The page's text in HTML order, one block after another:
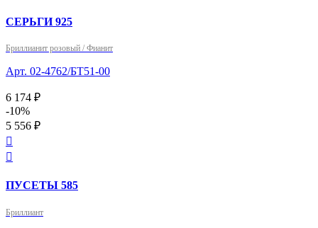
СЕРЬГИ 925
Бриллианит розовый / Фианит
Арт. 02-4762/БТ51-00
6 174 ₽
-10%
5 556 ₽


ПУСЕТЫ 585
Бриллиант